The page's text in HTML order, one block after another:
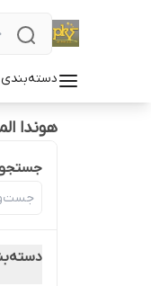
هوندا
جستجو